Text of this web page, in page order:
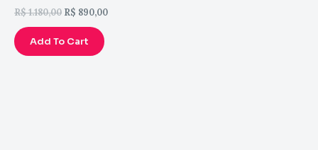
R$1.180,00 R$ 890,00
Add To Cart